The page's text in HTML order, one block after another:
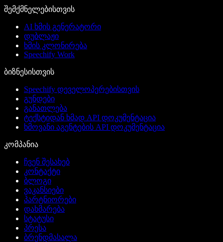
შემქმნელებისთვის
AI ხმის გენერატორი
დუბლაჟი
ხმის კლონირება
Speechify Work
ბიზნესისთვის
Speechify დეველოპერებისთვის
გუნდები
განათლება
ტექსტიდან ხმად API დოკუმენტაცია
ხმოვანი აგენტების API დოკუმენტაცია
კომპანია
ჩვენ შესახებ
კონტაქტი
ბლოგი
ვაკანსიები
პარტნიორები
დახმარება
სტატუსი
პრესა
ბრენდმასალა